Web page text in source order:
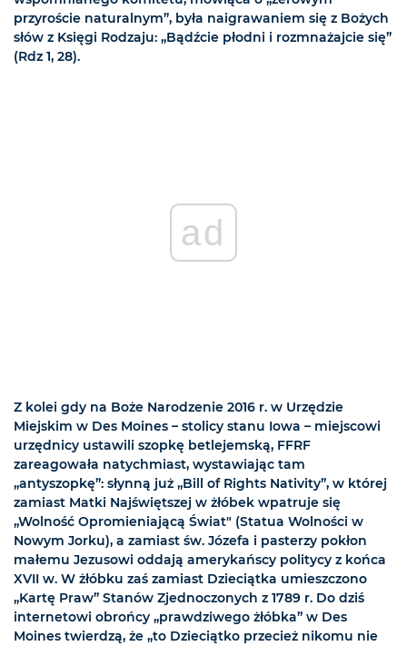
przyroście naturalnym”, była naigrawaniem się z Bożych
słów z Księgi Rodzaju: „Bądźcie płodni i rozmnażajcie się”
(Rdz 1, 28).
ad
Z kolei gdy na Boże Narodzenie 2016 r. w Urzędzie
Miejskim w Des Moines – stolicy stanu Iowa – miejscowi
urzędnicy ustawili szopkę betlejemską, FFRF
zareagowała natychmiast, wystawiając tam
„antyszopkę”: słynną już „Bill of Rights Nativity”, w której
zamiast Matki Najświętszej w żłóbek wpatruje się
„Wolność Opromieniającą Świat" (Statua Wolności w
Nowym Jorku), a zamiast św. Józefa i pasterzy pokłon
małemu Jezusowi oddają amerykańscy politycy z końca
XVII w. W żłóbku zaś zamiast Dzieciątka umieszczono
„Kartę Praw” Stanów Zjednoczonych z 1789 r. Do dziś
internetowi obrońcy „prawdziwego żłóbka” w Des
Moines twierdzą, że „to Dzieciątko przecież nikomu nie